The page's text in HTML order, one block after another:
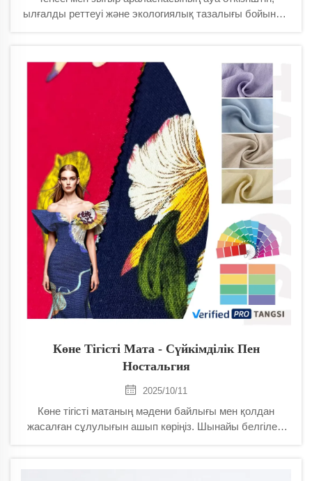
ылғалды реттеуі және экологиялық тазалығы бойынша
және стильді болыңыз. Толығырақ біліңіз.
Көне Тігісті Мата - Сүйкімділік Пен
Ностальгия
2025/10/11
Көне тігісті матаның мәдени байлығы мен қолдан
жасалған сұлулығын ашып көріңіз. Шынайы белгілер,